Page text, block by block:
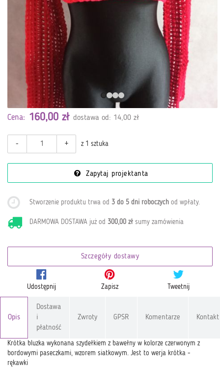
Cena: 160,00 zł dostawa od: 14,00 zł
- + z 1 sztuka
Zapytaj projektanta
Stworzenie produktu trwa od3 do 5 dni roboczych od wpłaty.
DARMOWA DOSTAWA już od300,00 zł sumy zamówienia
Szczegóły dostawy
Udostępnij Zapisz Tweetnij
Opis
Dostawa
i
płatność
Zwroty GPSR Komentarze Kontakt
Krótka bluzka wykonana szydełkiem z bawełny w kolorze czerwonym z
bordowymi paseczkami, wzorem siatkowym. Jest to werja krótka -
rękawki